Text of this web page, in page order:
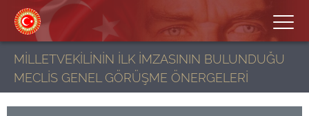
MİLLETVEKİLİNİN İLK İMZASININ BULUNDUĞU
MECLİS GENEL GÖRÜŞME ÖNERGELERİ